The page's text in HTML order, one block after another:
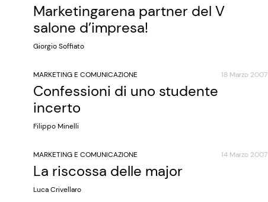
Marketingarena partner del V
salone d’impresa!
Giorgio Soffiato
MARKETING E COMUNICAZIONE 18 Marzo 2007
Confessioni di uno studente
incerto
Filippo Minelli
MARKETING E COMUNICAZIONE 14 Marzo 2007
La riscossa delle major
Luca Crivellaro